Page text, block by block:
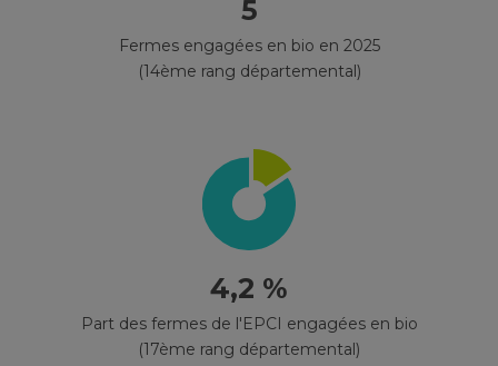
5
Fermes engagées en bio en 2025
(14ème rang départemental)
4,2 %
Part des fermes de l'EPCI engagées en bio
(17ème rang départemental)